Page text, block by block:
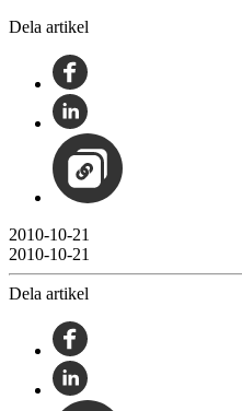
Dela artikel
2010-10-21
2010-10-21
Dela artikel